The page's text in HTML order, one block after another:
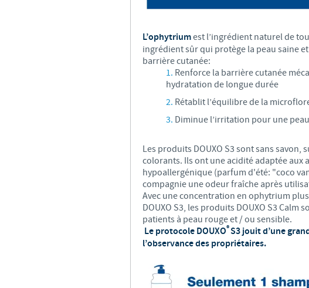
L’ophytriumest l’ingrédient naturel de
ingrédient sûr qui protège la peau saine
barrière cutanée:
Renforce la barrière cutanée
hydratation de longue durée
Rétablit l’équilibre de la
Diminue l’irritation pour une
Les produits DOUXO S3 sont sans
colorants. Ils ont une acidité adaptée aux
hypoallergénique (parfum d'été: "coco
compagnie une odeur fraîche après
Avec une concentration en ophytrium
DOUXO S3, les produits DOUXO S3 Calm
patients à peau rouge et / ou sensible.
Le protocole DOUXO®S3 jouit d’une
l’observance des propriétaires.